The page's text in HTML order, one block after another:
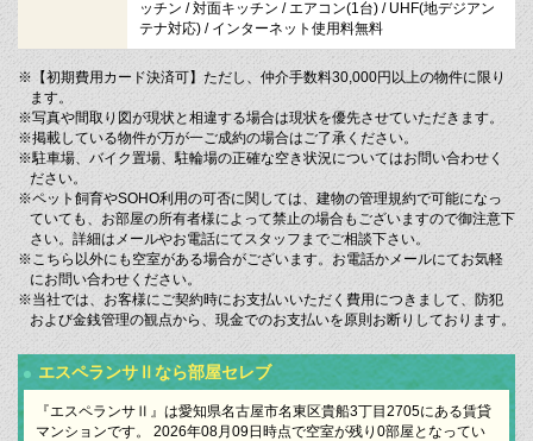
ッチン / 対面キッチン / エアコン(1台) / UHF(地デジアン
テナ対応) / インターネット使用料無料
※【初期費用カード決済可】ただし、仲介手数料30,000円以上の物件に限り
ます。
※写真や間取り図が現状と相違する場合は現状を優先させていただきます。
※掲載している物件が万が一ご成約の場合はご了承ください。
※駐車場、バイク置場、駐輪場の正確な空き状況についてはお問い合わせく
ださい。
※ペット飼育やSOHO利用の可否に関しては、建物の管理規約で可能になっ
ていても、お部屋の所有者様によって禁止の場合もございますので御注意下
さい。詳細はメールやお電話にてスタッフまでご相談下さい。
※こちら以外にも空室がある場合がございます。お電話かメールにてお気軽
にお問い合わせください。
※当社では、お客様にご契約時にお支払いいただく費用につきまして、防犯
および金銭管理の観点から、現金でのお支払いを原則お断りしております。
エスペランサⅡなら部屋セレブ
『エスペランサⅡ』は愛知県名古屋市名東区貴船3丁目2705にある賃貸
マンションです。 2026年08月09日時点で空室が残り0部屋となってい